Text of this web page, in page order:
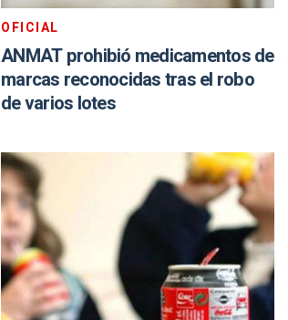
OFICIAL
ANMAT prohibió medicamentos de
marcas reconocidas tras el robo
de varios lotes